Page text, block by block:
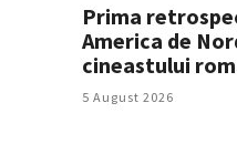
Prima
America de
cineastului
5 August 2026